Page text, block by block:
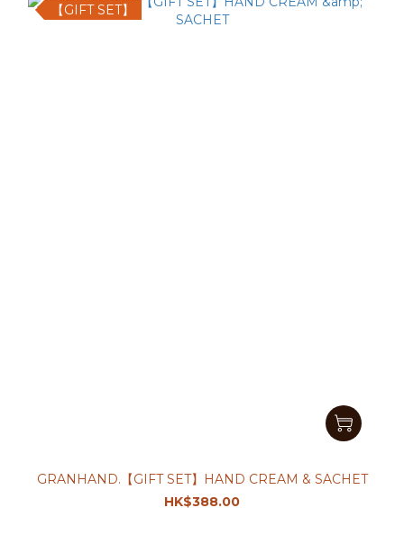
【GIFT SET】
GRANHAND.【GIFT SET】HAND CREAM & SACHET
HK$388.00